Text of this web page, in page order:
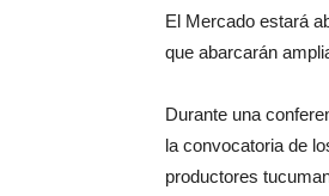
El Mercado estará
que abarcarán
Durante una
la convocatoria de
productores